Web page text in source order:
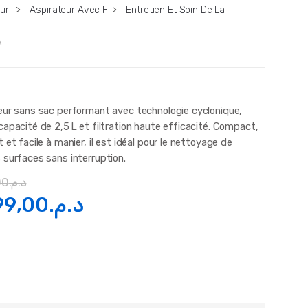
> Aspirateur Avec Fil >
Entretien Et Soin De La
sans sac performant avec technologie cyclonique,
de 2,5 L et filtration haute efficacité. Compact,
et facile à manier, il est idéal pour le nettoyage de
surfaces sans interruption.
د.م.
د.م.Le